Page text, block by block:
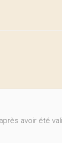
avoir été